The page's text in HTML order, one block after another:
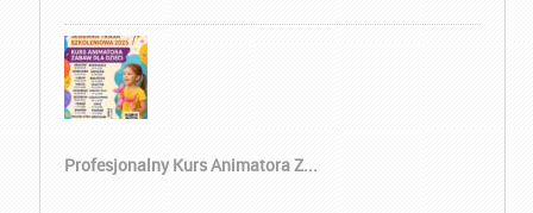
Profesjonalny Kurs Animatora Z...